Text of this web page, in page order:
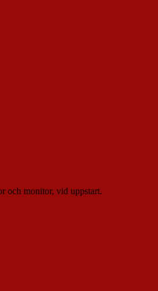
och monitor, vid uppstart.